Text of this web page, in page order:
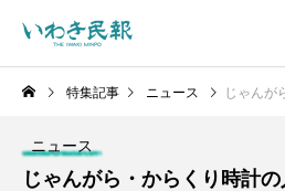
特集記事 ニュース じゃんがら・から
ニュース
じゃんがら・からくり時計